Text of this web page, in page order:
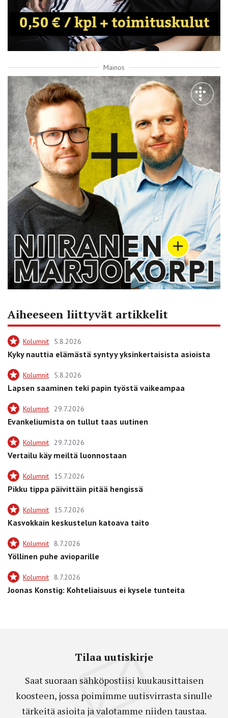
Mainos
Aiheeseen liittyvät artikkelit
Kolumnit 5.8.2026
Kyky nauttia elämästä syntyy yksinkertaisista asioista
Kolumnit 5.8.2026
Lapsen saaminen teki papin työstä vaikeampaa
Kolumnit 29.7.2026
Evankeliumista on tullut taas uutinen
Kolumnit 29.7.2026
Vertailu käy meiltä luonnostaan
Kolumnit 15.7.2026
Pikku tippa päivittäin pitää hengissä
Kolumnit 15.7.2026
Kasvokkain keskustelun katoava taito
Kolumnit 8.7.2026
Yöllinen puhe avioparille
Kolumnit 8.7.2026
Joonas Konstig: Kohteliaisuus ei kysele tunteita
Tilaa uutiskirje
Saat suoraan sähköpostiisi kuukausittaisen
koosteen, jossa poimimme uutisvirrasta sinulle
tärkeitä asioita ja valotamme niiden taustaa.